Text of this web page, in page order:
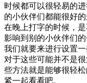
时候都可以很轻易的
的小伙伴们都能很好
在晚上打字的时候，
影响到别的小伙伴们
我们就要来进行设置
对于这些可能并不是
些方法就是能够很轻
紧一起看看吧。